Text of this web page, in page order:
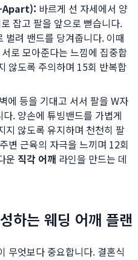
Apart): 바르게 선 자세에서 양
잡고 팔을 앞으로 뻗습니다.
벌려 밴드를 당겨줍니다. 이때
로 모아준다는 느낌에 집중합
않도록 주의하며 15회 반복합
벽에 등을 기대고 서서 팔을 W자
. 양손에 튜빙밴드를 가볍게
지 않도록 유지하며 천천히 팔
변 근육의 자극을 느끼며 12회
운 직각 어깨 라인을 만드는 데
하는 웨딩 어깨 플랜
무엇보다 중요합니다. 결혼식